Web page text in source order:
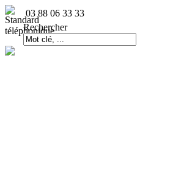
03 88 06 33 33
Rechercher